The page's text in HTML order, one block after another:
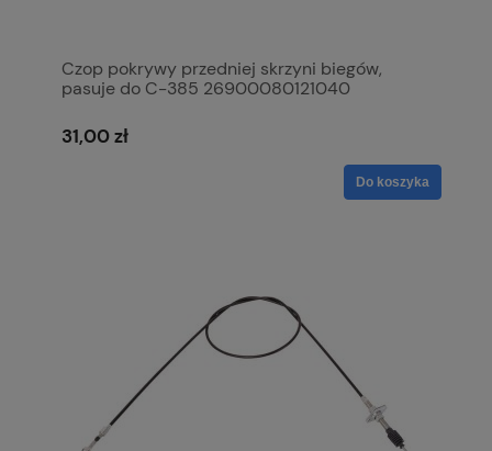
Czop pokrywy przedniej skrzyni biegów,
pasuje do C-385 26900080121040
31,00 zł
Do koszyka